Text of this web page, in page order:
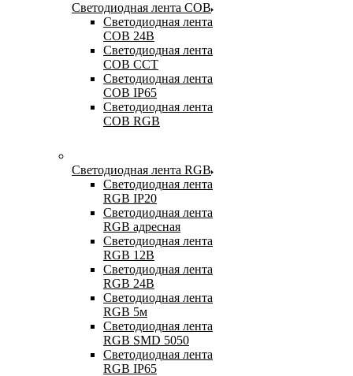
Светодиодная лента COB
Светодиодная лента
COB 24В
Светодиодная лента
COB CCT
Светодиодная лента
COB IP65
Светодиодная лента
COB RGB
Светодиодная лента RGB
Светодиодная лента
RGB IP20
Светодиодная лента
RGB адресная
Светодиодная лента
RGB 12В
Светодиодная лента
RGB 24В
Светодиодная лента
RGB 5м
Светодиодная лента
RGB SMD 5050
Светодиодная лента
RGB IP65